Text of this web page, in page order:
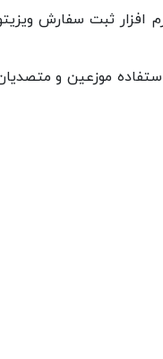
افزار ثبت سفارش
موزعین و